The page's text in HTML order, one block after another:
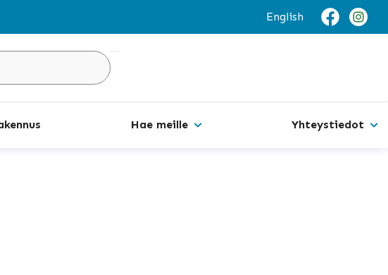
English
Hae meille Yhteystiedot